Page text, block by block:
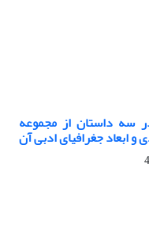
سه داستان از مجموعه
و ابعاد جغرافیای ادبی آن